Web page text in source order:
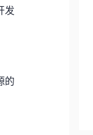
发
的